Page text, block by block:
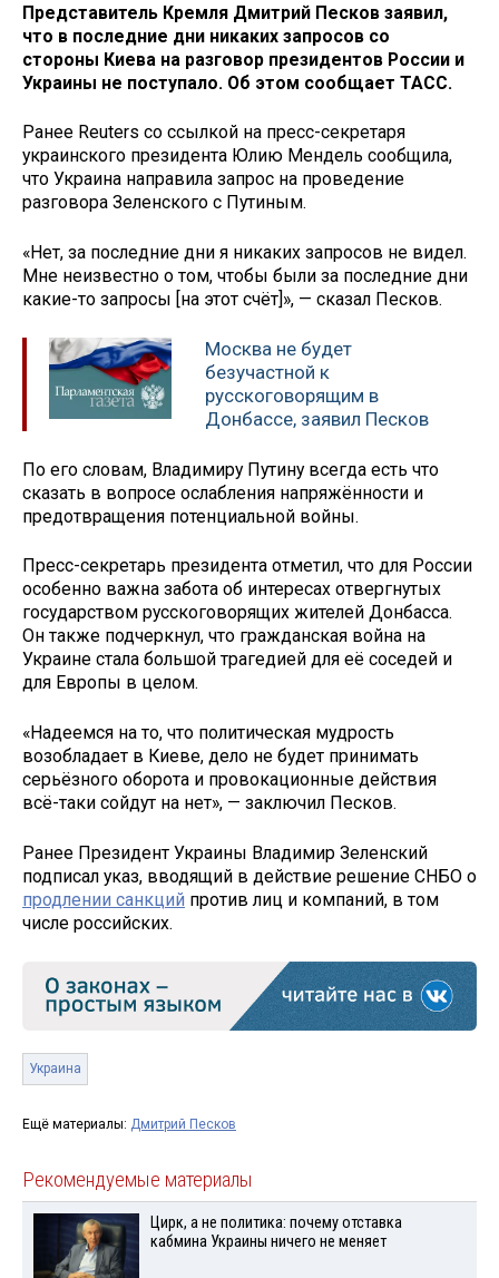
Представитель Кремля Дмитрий Песков заявил,
что в последние дни никаких запросов со
стороны Киева на разговор президентов России и
Украины не поступало. Об этом сообщает ТАСС.
Ранее Reuters со ссылкой на пресс-секретаря
украинского президента Юлию Мендель сообщила,
что Украина направила запрос на проведение
разговора Зеленского с Путиным.
«Нет, за последние дни я никаких запросов не видел.
Мне неизвестно о том, чтобы были за последние дни
какие-то запросы [на этот счёт]», — сказал Песков.
Москва не будет
безучастной к
русскоговорящим в
Донбассе, заявил Песков
По его словам, Владимиру Путину всегда есть что
сказать в вопросе ослабления напряжённости и
предотвращения потенциальной войны.
Пресс-секретарь президента отметил, что для России
особенно важна забота об интересах отвергнутых
государством русскоговорящих жителей Донбасса.
Он также подчеркнул, что гражданская война на
Украине стала большой трагедией для её соседей и
для Европы в целом.
«Надеемся на то, что политическая мудрость
возобладает в Киеве, дело не будет принимать
серьёзного оборота и провокационные действия
всё-таки сойдут на нет», — заключил Песков.
Ранее Президент Украины Владимир Зеленский
подписал указ, вводящий в действие решение СНБО о
продлении санкций против лиц и компаний, в том
числе российских.
Украина
Ещё материалы: Дмитрий Песков
Рекомендуемые материалы
Цирк, а не политика: почему отставка
кабмина Украины ничего не меняет